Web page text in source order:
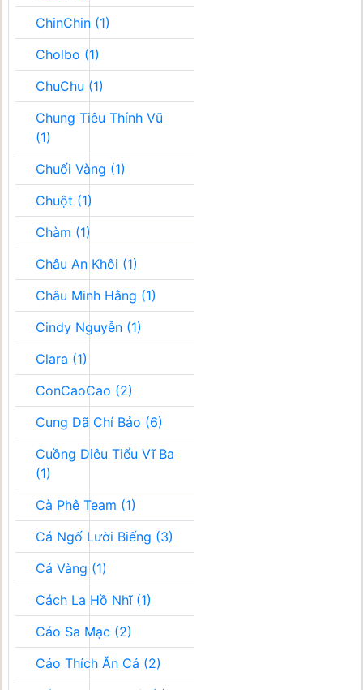
ChinChin (1)
Cholbo (1)
ChuChu (1)
Chung Tiêu Thính Vũ
(1)
Chuối Vàng (1)
Chuột (1)
Chàm (1)
Châu An Khôi (1)
Châu Minh Hằng (1)
Cindy Nguyễn (1)
Clara (1)
ConCaoCao (2)
Cung Dã Chí Bảo (6)
Cuồng Diêu Tiểu Vĩ Ba
(1)
Cà Phê Team (1)
Cá Ngố Lười Biếng (3)
Cá Vàng (1)
Cách La Hồ Nhĩ (1)
Cáo Sa Mạc (2)
Cáo Thích Ăn Cá (2)